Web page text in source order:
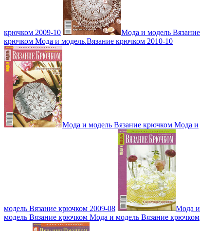
крючком 2009-10
Мода и модель Вязание
крючком Мода и модель.Вязание крючком 2010-10
Мода и модель Вязание крючком Мода и
модель Вязание крючком 2009-08
Мода и
модель Вязание крючком Мода и модель Вязание крючком